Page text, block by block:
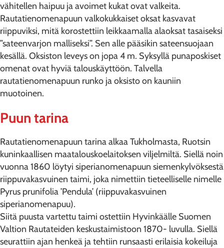
vähitellen haipuu ja avoimet kukat ovat valkeita.
Rautatienomenapuun valkokukkaiset oksat kasvavat
riippuviksi, mitä korostettiin leikkaamalla alaoksat tasaiseksi
”sateenvarjon malliseksi”. Sen alle pääsikin sateensuojaan
kesällä. Oksiston leveys on jopa 4 m. Syksyllä punaposkiset
omenat ovat hyviä talouskäyttöön. Talvella
rautatienomenapuun runko ja oksisto on kauniin
muotoinen.
Puun tarina
Rautatienomenapuun tarina alkaa Tukholmasta, Ruotsin
kuninkaallisen maatalouskoelaitoksen viljelmiltä. Siellä noin
vuonna 1860 löytyi siperianomenapuun siemenkylvöksestä
riippuvakasvuinen taimi, joka nimettiin tieteelliselle nimelle
Pyrus prunifolia ’Pendula’ (riippuvakasvuinen
siperianomenapuu).
Siitä puusta vartettu taimi ostettiin Hyvinkäälle Suomen
Valtion Rautateiden keskustaimistoon 1870- luvulla. Siellä
seurattiin ajan henkeä ja tehtiin runsaasti erilaisia kokeiluja